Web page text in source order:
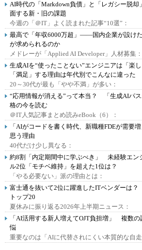
AI時代の「Markdown負債」と「レガシー脱却
面する新・旧の課題
今週の「＠IT」よく読まれた記事“10選”：
最高で「年収6000万超」――国内企業が設け
が求められるのか
メドレーが「Applied AI Developer」人材募集：
生成AIを“使ったことない”エンジニアは「楽
「満足」する理由は年代別でこんなに違った
20～30代が最も「やや不満」が多い：
“応用情報が消える”って本当？ 「生成AIパ
格の今を読む
＠IT人気記事まとめ読みeBook（6）：
「AIがコードを書く時代、新職種FDEが需要
思う理由
40代だけ少し異なる：
約8割「内定期間中に学ぶべき」 未経験エン
ル2位「モチベ維持」を超えた1位は？
「やる必要ない」派の理由とは：
富士通を抜いて2位に躍進したITベンダーは
トップ20
夏休みに振り返る2026年上半期ニュース：
「AI活用する新人増えてOJT負担増」 複数
悩
重要なのは「AIに代替されにくい本質的な自走